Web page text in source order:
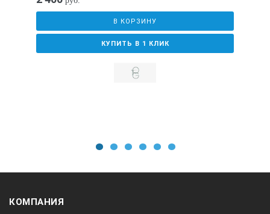
Наименование
В КОРЗИНУ
КУПИТЬ В 1 КЛИК
КОМПАНИЯ